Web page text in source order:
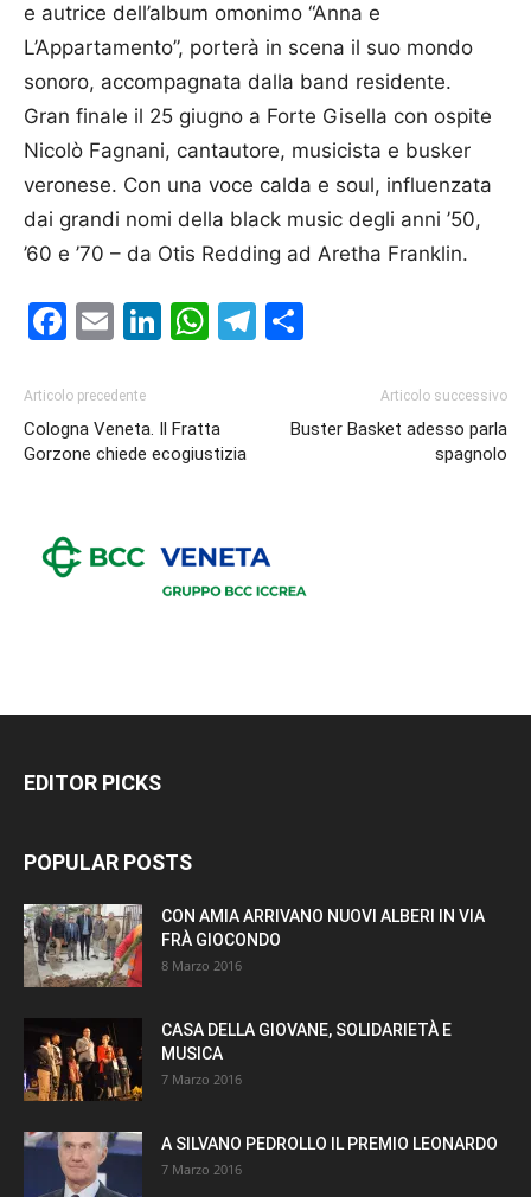
e autrice dell’album omonimo “Anna e
L’Appartamento”, porterà in scena il suo mondo
sonoro, accompagnata dalla band residente.
Gran finale il 25 giugno a Forte Gisella con ospite
Nicolò Fagnani, cantautore, musicista e busker
veronese. Con una voce calda e soul, influenzata
dai grandi nomi della black music degli anni ’50,
’60 e ’70 – da Otis Redding ad Aretha Franklin.
Facebook
EmailLinkedIn
WhatsApp
Telegram
Articolo precedente
Cologna Veneta. Il Fratta
Gorzone chiede ecogiustizia
Articolo successivo
Buster Basket adesso parla
spagnolo
EDITOR PICKS
POPULAR POSTS
CON AMIA ARRIVANO NUOVI ALBERI IN VIA
FRÀ GIOCONDO
8 Marzo 2016
CASA DELLA GIOVANE, SOLIDARIETÀ E
MUSICA
7 Marzo 2016
A SILVANO PEDROLLO IL PREMIO LEONARDO
7 Marzo 2016